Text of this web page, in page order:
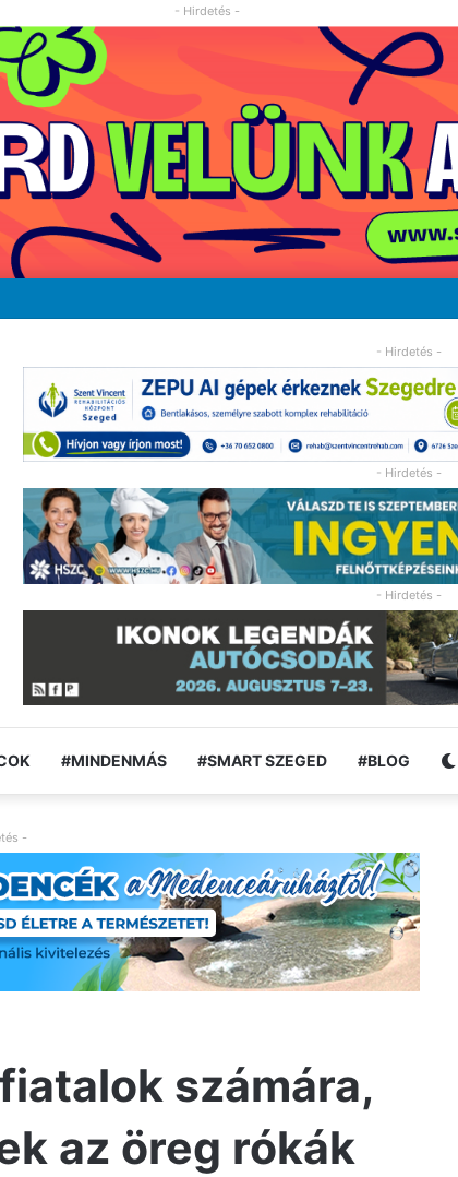
- Hirdetés -
- Hirdetés -
- Hirdetés -
- Hirdetés -
#MINDENMÁS #SMART SZEGED #BLOG
-
számára,
az öreg rókák